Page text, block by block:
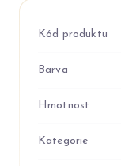
Kód produktu
Barva
Hmotnost
Kategorie